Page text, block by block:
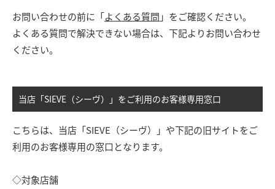
お問い合わせの前に「よくある質問 」をご確認ください。
よくある質問で解決できない場合は、下記よりお問い合わせ
ください。
当店「SIEVE（シーヴ）」をご利用のお客様専用窓口
こちらは、当店「SIEVE（シーヴ）」や下記の旧サイトをご
利用のお客様専用の窓口となります。
◇対象店舗